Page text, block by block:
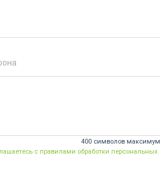
400 символов максимум
с правилами обработки персональных